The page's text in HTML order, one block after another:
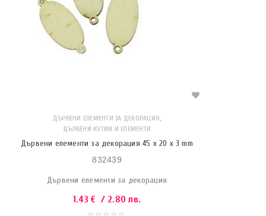
ДЪРВЕНИ ЕЛЕМЕНТИ ЗА ДЕКОРАЦИЯ,
ДЪРВЕНИ КУТИИ И ЕЛЕМЕНТИ
Дървени елементи за декорация 45 x 20 x 3 mm
832439
Дървени елементи за декорация
1.43€ / 2.80 лв.